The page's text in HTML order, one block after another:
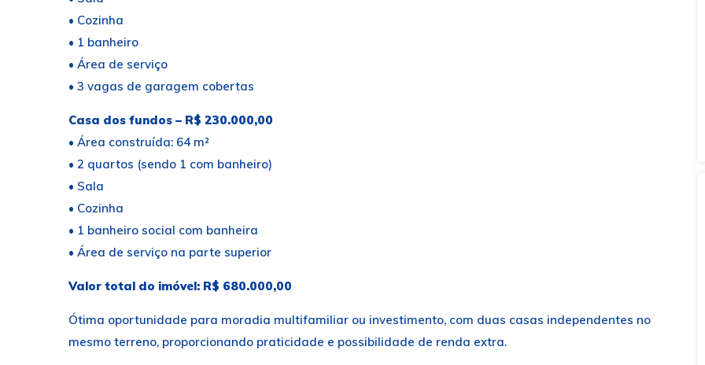
• Cozinha
• 1 banheiro
• Área de serviço
• 3 vagas de garagem cobertas
Casa dos fundos – R$ 230.000,00
• Área construída: 64 m²
• 2 quartos (sendo 1 com banheiro)
• Sala
• Cozinha
• 1 banheiro social com banheira
• Área de serviço na parte superior
Valor total do imóvel: R$ 680.000,00
Ótima oportunidade para moradia multifamiliar ou investimento, com duas casas independentes no
mesmo terreno, proporcionando praticidade e possibilidade de renda extra.